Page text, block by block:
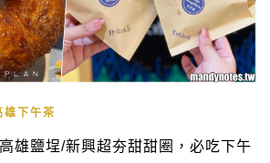
雄下午茶
雄鹽埕/新興超夯甜甜圈，必吃下午